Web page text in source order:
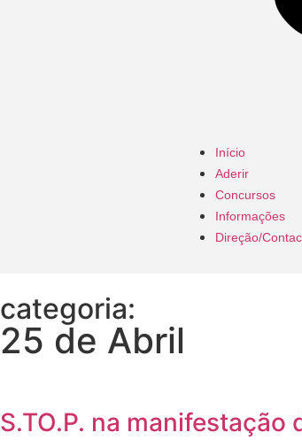
Início
Aderir
Concursos
Informações
Direção/
categoria:
25 de Abril
S.TO.P. na manifestação